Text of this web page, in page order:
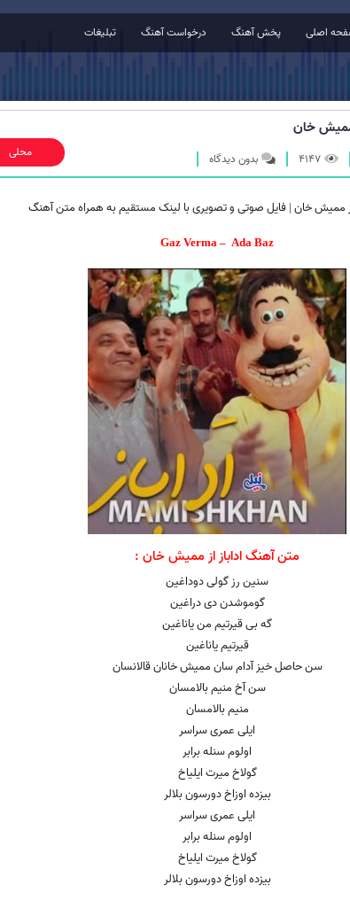
اصلی پخش آهنگ درخواست آهنگ تبلیغات
ممیش خان
4147 بدون دیدگاه محلی
ممیش خان | فایل صوتی و تصویری با لینک مستقیم به همراه متن آهنگ
Gaz Verma – Ada Baz
متن آهنگادابازاز ممیش خان :
سنین رز گولی دوداغین
گوموشدن دی دراغین
گه بی قیرتیم من یاناغین
قیرتیم یاناغین
سن حاصل خیز آدام سان ممیش خانان قالانسان
سن آخ منیم بالامسان
منیم بالامسان
ایلی عمری سراسر
اولوم سنله برابر
گولاخ میرت ایلیاخ
بیزده اوزاخ دورسون بلالر
ایلی عمری سراسر
اولوم سنله برابر
گولاخ میرت ایلیاخ
بیزده اوزاخ دورسون بلالر